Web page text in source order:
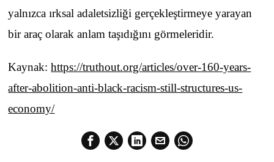
yalnızca ırksal adaletsizliği gerçekleştirmeye yarayan
bir araç olarak anlam taşıdığını görmeleridir.
Kaynak:https://truthout.org/articles/over-160-years-
after-abolition-anti-black-racism-still-structures-us-
economy/